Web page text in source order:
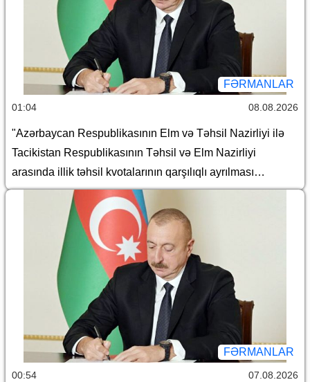
FƏRMANLAR
01:04 08.08.2026
"Azərbaycan Respublikasının Elm və Təhsil Nazirliyi ilə
Tacikistan Respublikasının Təhsil və Elm Nazirliyi
arasında illik təhsil kvotalarının qarşılıqlı ayrılması
haqqında Saziş"in təsdiq edilməsi barədə
FƏRMANLAR
00:54 07.08.2026